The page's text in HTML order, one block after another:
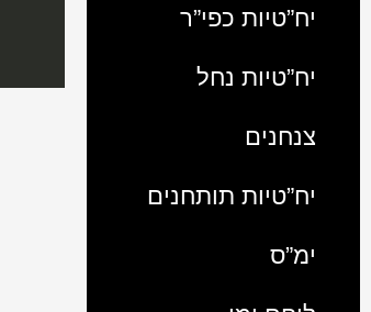
יח”טיות כפי”ר
יח”טיות נחל
צנחנים
יח”טיות תותחנים
ימ”ס